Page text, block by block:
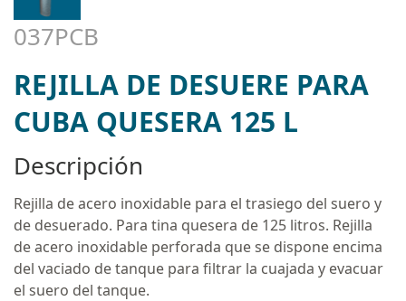
037PCB
REJILLA DE DESUERE PARA
CUBA QUESERA 125 L
Descripción
Rejilla de acero inoxidable para el trasiego del suero y
de desuerado. Para tina quesera de 125 litros. Rejilla
de acero inoxidable perforada que se dispone encima
del vaciado de tanque para filtrar la cuajada y evacuar
el suero del tanque.